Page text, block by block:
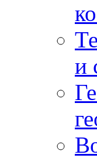
и